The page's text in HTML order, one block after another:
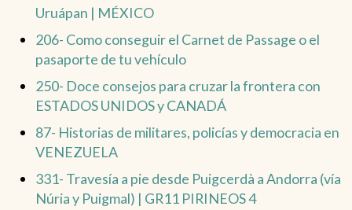
Uruápan | MÉXICO
206- Como conseguir el Carnet de Passage o el
pasaporte de tu vehículo
250- Doce consejos para cruzar la frontera con
ESTADOS UNIDOS y CANADÁ
87- Historias de militares, policías y democracia en
VENEZUELA
331- Travesía a pie desde Puigcerdà a Andorra (vía
Núria y Puigmal) | GR11 PIRINEOS 4